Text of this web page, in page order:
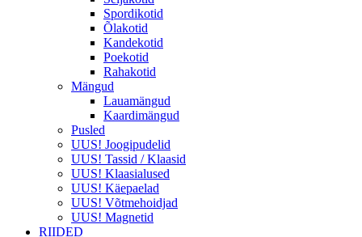
Spordikotid
Õlakotid
Kandekotid
Poekotid
Rahakotid
Mängud
Lauamängud
Kaardimängud
Pusled
UUS! Joogipudelid
UUS! Tassid / Klaasid
UUS! Klaasialused
UUS! Käepaelad
UUS! Võtmehoidjad
UUS! Magnetid
RIIDED